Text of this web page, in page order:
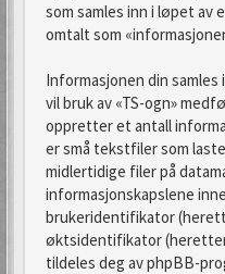
som samles inn i løpet av
omtalt som
Informasjonen din
vil bruk av «TS-ogn»
oppretter et antall
er små tekstfiler som
midlertidige filer på
informasjonskapslene
brukeridentifikator
øktsidentifikator
tildeles deg av phpBB-